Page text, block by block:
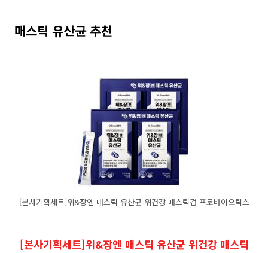
매스틱 유산균 추천
[본사기획세트]위&장엔 매스틱 유산균 위건강 매스틱검 프로바이오틱스
[본사기획세트]위&장엔 매스틱 유산균 위건강 매스틱